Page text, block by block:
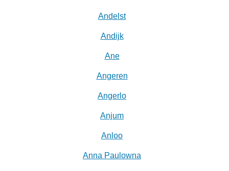
Andelst
Andijk
Ane
Angeren
Angerlo
Anjum
Anloo
Anna Paulowna